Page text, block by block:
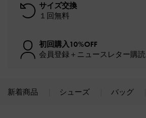
サイズ交換
１回無料
初回購入10%OFF
会員登録＋ニュースレター購読
新着商品 シューズ バッグ